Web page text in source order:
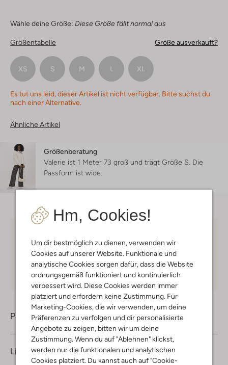
Hm, Cookies!
Um dir bestmöglich zu dienen, verwenden wir
Cookies auf unserer Website. Funktionale und
analytische Cookies sorgen dafür, dass die Website
ordnungsgemäß funktioniert und kontinuierlich
verbessert wird. Diese Cookies werden immer
platziert und erfordern keine Zustimmung. Für
Marketing-Cookies, die wir verwenden, um deine
Präferenzen zu verfolgen und dir personalisierte
Angebote zu zeigen, bitten wir um deine
Zustimmung. Wenn du auf "Ablehnen" klickst,
werden nur die funktionalen und analytischen
Cookies platziert. Du kannst auch auf "Cookie-
Wähle deine Größe: Diese Größe fällt normal aus
Größentabelle Größe ausverkauft?
XS S M L XL
Es tut uns leid, dieser Artikel ist nicht verfügbar. Bitte suchst du
nach einer Alternative.
Ähnliche Artikel
Größenberatung
Valerie ist 1 Meter 73 groß und trägt Größe S. Die
Passform ist wide
Mitglieder in Deutschland
Kauf auf Rechnung 30 TagenRückgaberecht
Produktinformation
Lieferung & Rückgabe